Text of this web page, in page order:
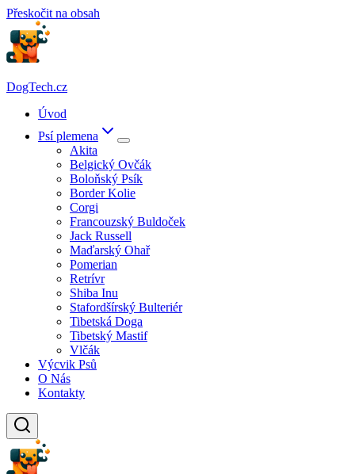
Přeskočit na obsah
DogTech.cz
Úvod
Psí plemena
Akita
Belgický Ovčák
Boloňský Psík
Border Kolie
Corgi
Francouzský Buldoček
Jack Russell
Maďarský Ohař
Pomerian
Retrívr
Shiba Inu
Stafordšírský Bulteriér
Tibetská Doga
Tibetský Mastif
Vlčák
Výcvik Psů
O Nás
Kontakty